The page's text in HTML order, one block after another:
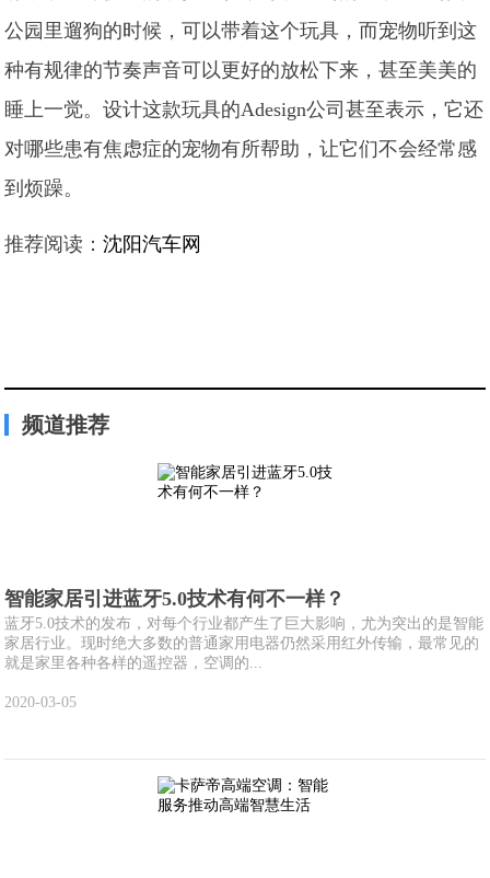
公园里遛狗的时候，可以带着这个玩具，而宠物听到这
种有规律的节奏声音可以更好的放松下来，甚至美美的
睡上一觉。设计这款玩具的Adesign公司甚至表示，它还
对哪些患有焦虑症的宠物有所帮助，让它们不会经常感
到烦躁。
推荐阅读：沈阳汽车网
频道推荐
智能家居引进蓝牙5.0技术有何不一样？
蓝牙5.0技术的发布，对每个行业都产生了巨大影响，尤为突出的是智能
家居行业。现时绝大多数的普通家用电器仍然采用红外传输，最常见的
就是家里各种各样的遥控器，空调的...
2020-03-05